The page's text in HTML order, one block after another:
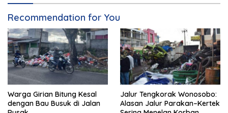
Recommendation for You
Warga Girian Bitung Kesal
dengan Bau Busuk di Jalan
Jalur Tengkorak Wonosobo:
Alasan Jalur Parakan–Kertek